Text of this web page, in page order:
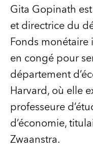
Gita Gopinath
et directrice du
Fonds monétaire
en congé pour
département
Harvard, où elle
professeure
d’économie,
Zwaanstra.